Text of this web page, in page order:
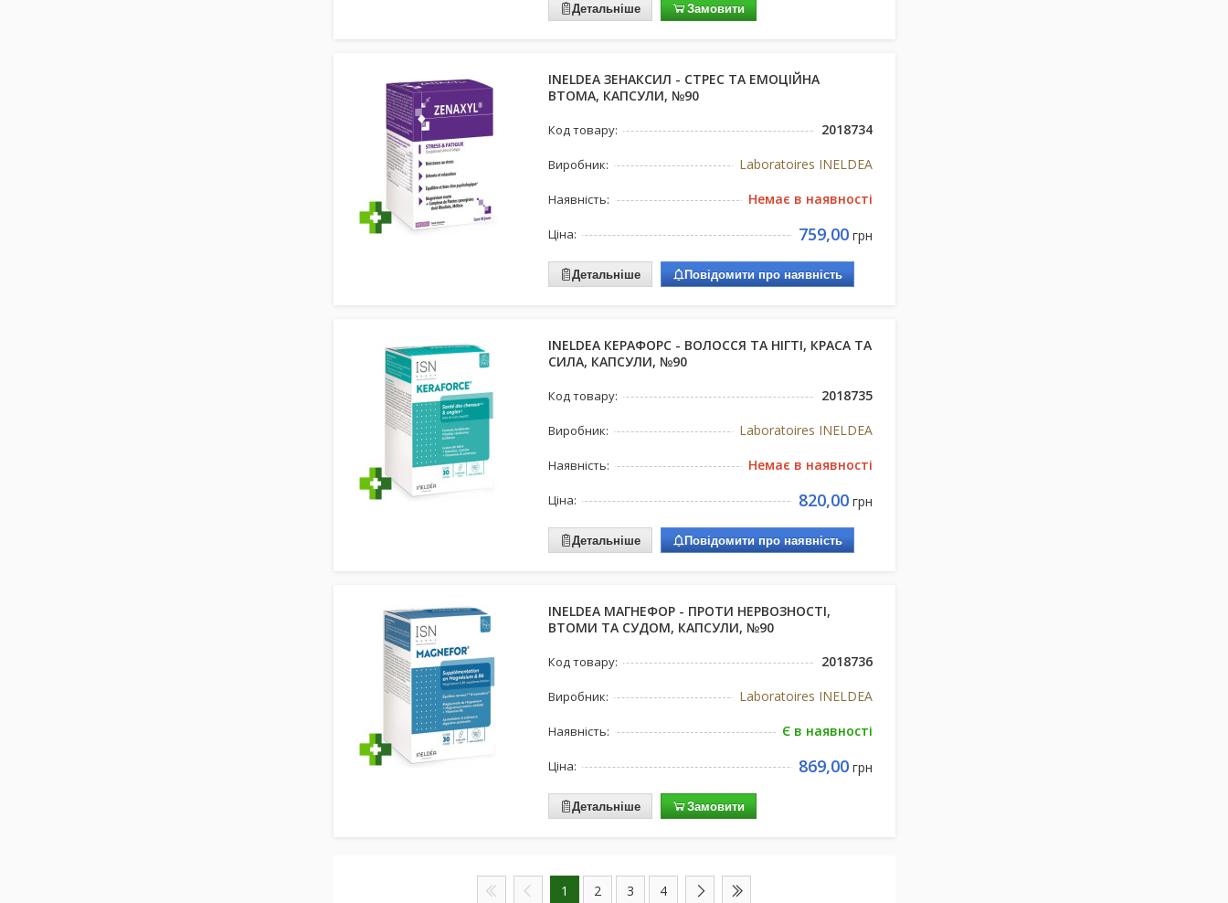
Детальніше Замовити
INELDEA ЗЕНАКСИЛ - СТРЕС ТА ЕМОЦІЙНА
ВТОМА, КАПСУЛИ, №90
Код товару: 2018734
Виробник: Laboratoires INELDEA
Наявність: Немає в наявності
Ціна: 759,00грн
Детальніше Повідомити про наявність
INELDEA КЕРАФОРС - ВОЛОССЯ ТА НІГТІ, КРАСА ТА
СИЛА, КАПСУЛИ, №90
Код товару: 2018735
Виробник: Laboratoires INELDEA
Наявність: Немає в наявності
Ціна: 820,00грн
Детальніше Повідомити про наявність
INELDEA МАГНЕФОР - ПРОТИ НЕРВОЗНОСТІ,
ВТОМИ ТА СУДОМ, КАПСУЛИ, №90
Код товару: 2018736
Виробник: Laboratoires INELDEA
Наявність: Є в наявності
Ціна: 869,00грн
Детальніше Замовити
1 2 3 4